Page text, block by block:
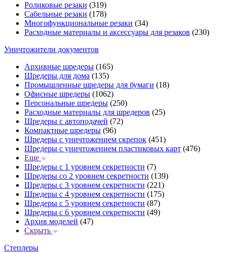
Роликовые резаки (319)
Сабельные резаки (178)
Многофункциональные резаки (34)
Расходные материалы и аксессуары для резаков (230)
Уничтожители документов
Архивные шредеры (165)
Шредеры для дома (135)
Промышленные шредеры для бумаги (18)
Офисные шредеры (1062)
Персональные шредеры (250)
Расходные материалы для шредеров (25)
Шредеры с автоподачей (72)
Компактные шредеры (96)
Шредеры с уничтожением скрепок (451)
Шредеры с уничтожением пластиковых карт (476)
Еще
Шредеры с 1 уровнем секретности (7)
Шредеры со 2 уровнем секретности (139)
Шредеры с 3 уровнем секретности (221)
Шредеры с 4 уровнем секретности (175)
Шредеры с 5 уровнем секретности (87)
Шредеры с 6 уровнем секретности (49)
Архив моделей (47)
Скрыть
Степлеры